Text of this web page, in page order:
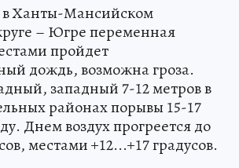
в Ханты-Мансийском
– Югре переменная
пройдет
дождь, возможна гроза.
западный 7-12 метров в
районах порывы 15-17
Днем воздух прогреется до
местами +12...+17 градусов.